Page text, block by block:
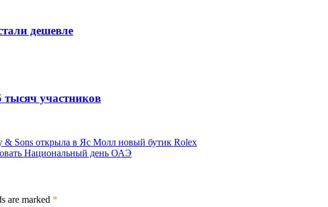
дешевле
тысяч участников
& Sons открыла в Яс Молл новый бутик Rolex
Национальный день ОАЭ
are marked *